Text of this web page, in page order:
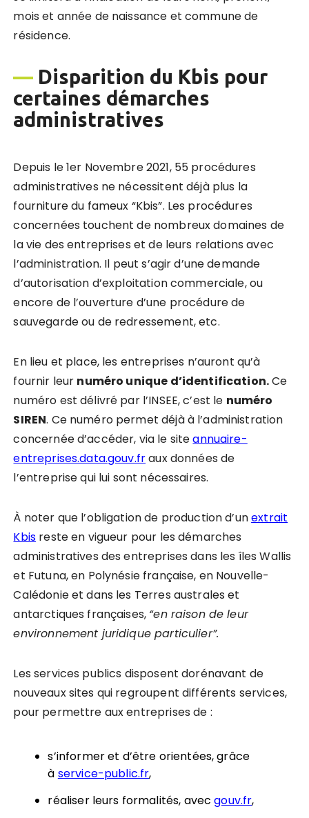
mois et année de naissance et commune de
résidence.
— Disparition du Kbis pour
certaines démarches
administratives
Depuis le 1er Novembre 2021, 55 procédures
administratives ne nécessitent déjà plus la
fourniture du fameux “Kbis”. Les procédures
concernées touchent de nombreux domaines de
la vie des entreprises et de leurs relations avec
l’administration. Il peut s’agir d’une demande
d’autorisation d’exploitation commerciale, ou
encore de l’ouverture d’une procédure de
sauvegarde ou de redressement, etc.
En lieu et place, les entreprises n’auront qu’à
fournir leur numéro unique d’identification.Ce
numéro est délivré par l’INSEE, c’est le numéro
SIREN. Ce numéro permet déjà à l’administration
concernée d’accéder, via le siteannuaire-
entreprises.data.gouv.fraux données de
l’entreprise qui lui sont nécessaires.
À noter que l’obligation de production d’unextrait
Kbis reste en vigueur pour les démarches
administratives des entreprises dans les îles Wallis
et Futuna, en Polynésie française, en Nouvelle-
Calédonie et dans les Terres australes et
antarctiques françaises, “en raison de leur
environnement juridique particulier”.
Les services publics disposent dorénavant de
nouveaux sites qui regroupent différents services,
pour permettre aux entreprises de :
s’informer et d’être orientées, grâce
à service-public.fr,
réaliser leurs formalités, avecgouv.fr,